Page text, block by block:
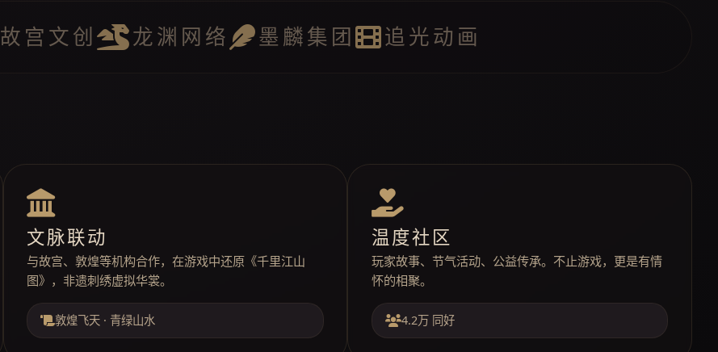
故宫文创 龙渊网络 墨麟集团 追光动画
文脉联动
与故宫、敦煌等机构合作，在游戏中还原《千里江山
图》，非遗刺绣虚拟华裳。
敦煌飞天 · 青绿山水
温度社区
玩家故事、节气活动、公益传承。不止游戏，更是有情
怀的相聚。
4.2万 同好